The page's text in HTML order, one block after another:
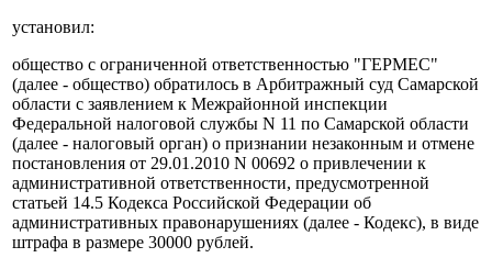
установил:
общество с ограниченной ответственностью "ГЕРМЕС"
(далее - общество) обратилось в Арбитражный суд Самарской
области с заявлением к Межрайонной инспекции
Федеральной налоговой службы N 11 по Самарской области
(далее - налоговый орган) о признании незаконным и отмене
постановления от 29.01.2010 N 00692 о привлечении к
административной ответственности, предусмотренной
статьей 14.5 Кодекса Российской Федерации об
административных правонарушениях (далее - Кодекс), в виде
штрафа в размере 30000 рублей.